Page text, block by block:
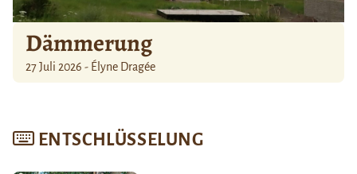
Dämmerung
27 Juli 2026 - Élyne Dragée
ENTSCHLÜSSELUNG